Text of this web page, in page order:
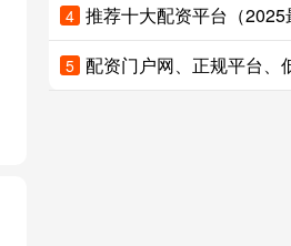
4 推荐十大配资平台（2025
5 配资门户网、正规平台、